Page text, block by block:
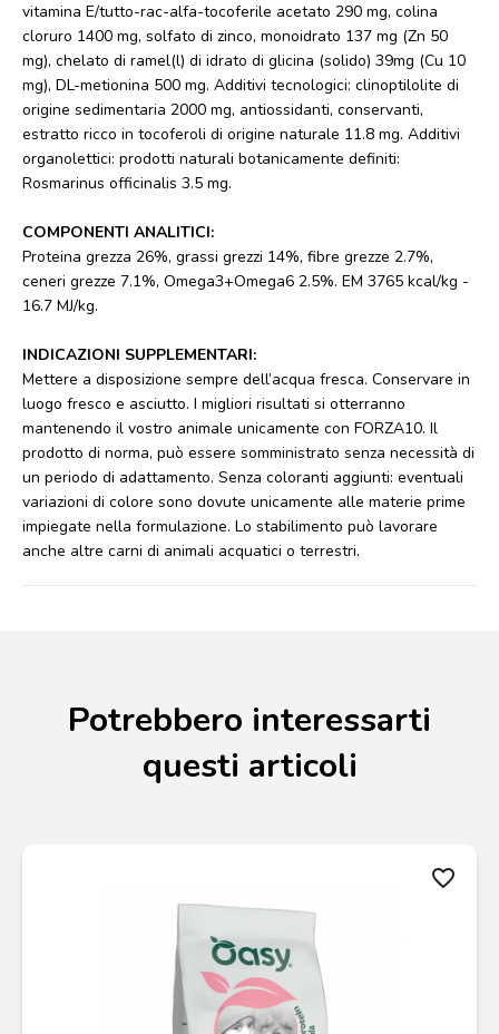
vitamina E/tutto-rac-alfa-tocoferile acetato 290 mg, colina
cloruro 1400 mg, solfato di zinco, monoidrato 137 mg (Zn 50
mg), chelato di ramel(l) di idrato di glicina (solido) 39mg (Cu 10
mg), DL-metionina 500 mg. Additivi tecnologici: clinoptilolite di
origine sedimentaria 2000 mg, antiossidanti, conservanti,
estratto ricco in tocoferoli di origine naturale 11.8 mg. Additivi
organolettici: prodotti naturali botanicamente definiti:
Rosmarinus officinalis 3.5 mg.
COMPONENTI ANALITICI:
Proteina grezza 26%, grassi grezzi 14%, fibre grezze 2.7%,
ceneri grezze 7.1%, Omega3+Omega6 2.5%. EM 3765 kcal/kg -
16.7 MJ/kg.
INDICAZIONI SUPPLEMENTARI:
Mettere a disposizione sempre dell’acqua fresca. Conservare in
luogo fresco e asciutto. I migliori risultati si otterranno
mantenendo il vostro animale unicamente con FORZA10. Il
prodotto di norma, può essere somministrato senza necessità di
un periodo di adattamento. Senza coloranti aggiunti: eventuali
variazioni di colore sono dovute unicamente alle materie prime
impiegate nella formulazione. Lo stabilimento può lavorare
anche altre carni di animali acquatici o terrestri.
Potrebbero interessarti
questi articoli
favorite_border